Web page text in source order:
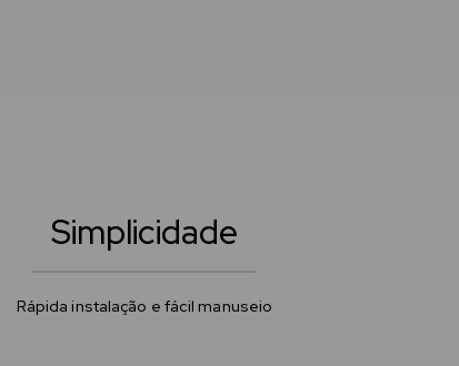
Simplicidade
Rápida instalação e fácil manuseio